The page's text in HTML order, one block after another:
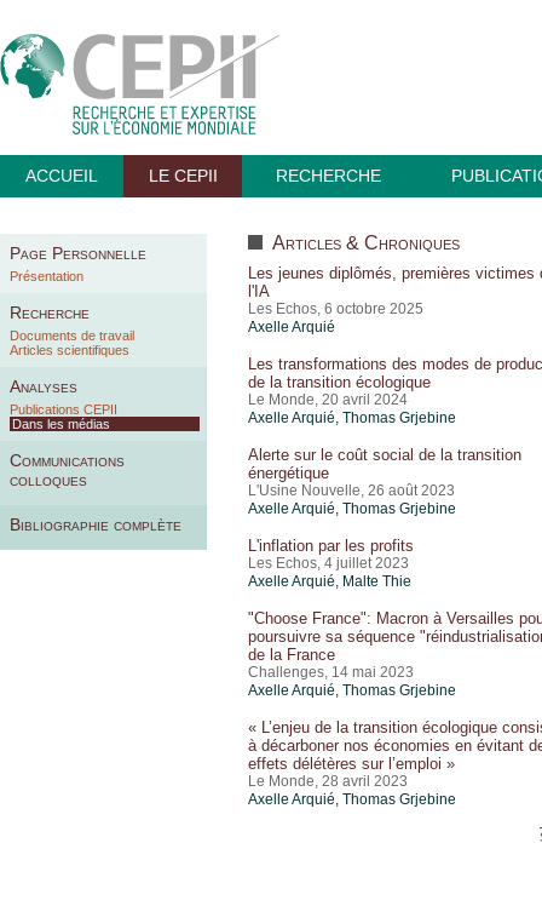
ACCUEIL LE CEPII RECHERCHE
Page Personnelle
Présentation
Recherche
Documents de travail
Articles scientifiques
Analyses
Publications CEPII
Dans les médias
Communications
colloques
Bibliographie complète
Articles & Chroniques
Les jeunes diplômés, premières victimes
l'IA
Les Echos, 6 octobre 2025
Axelle Arquié
Les transformations des modes de
de la transition écologique
Le Monde, 20 avril 2024
Axelle Arquié, Thomas Grjebine
Alerte sur le coût social de la transition
énergétique
L'Usine Nouvelle, 26 août 2023
Axelle Arquié, Thomas Grjebine
L'inflation par les profits
Les Echos, 4 juillet 2023
Axelle Arquié, Malte Thie
"Choose France": Macron à Versailles
poursuivre sa séquence
de la France
Challenges, 14 mai 2023
Axelle Arquié, Thomas Grjebine
« L’enjeu de la transition écologique
à décarboner nos économies en évitant
effets délétères sur l’emploi »
Le Monde, 28 avril 2023
Axelle Arquié, Thomas Grjebine